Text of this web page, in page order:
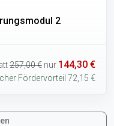
2
257,00 € nur 144,30 €
Fördervorteil 72,15 €